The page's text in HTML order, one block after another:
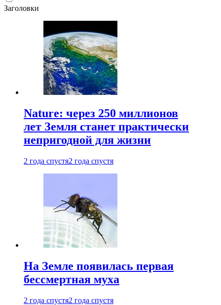
Заголовки
Nature: через 250 миллионов
лет Земля станет практически
непригодной для жизни
2 года спустя2 года спустя
На Земле появилась первая
бессмертная муха
2 года спустя2 года спустя